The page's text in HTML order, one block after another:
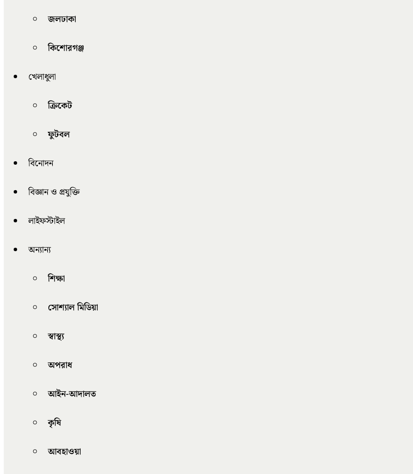
জলঢাকা
কিশোরগঞ্জ
খেলাধুলা
ক্রিকেট
ফুটবল
বিনোদন
বিজ্ঞান ও প্রযুক্তি
লাইফস্টাইল
অন্যান্য
শিক্ষা
সোশ্যাল মিডিয়া
স্বাস্থ্য
অপরাধ
আইন-আদালত
কৃষি
আবহাওয়া